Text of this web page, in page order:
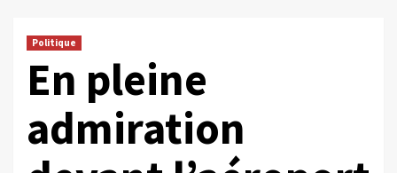
Politique
En pleine
admiration